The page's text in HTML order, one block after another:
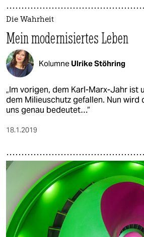
Die Wahrheit
Mein modernisiertes Leben
Kolumne Ulrike Stöhring
„Im vorigen, dem Karl-Marx-Jahr ist
dem Milieuschutz gefallen. Nun wird
uns genau bedeutet…“
18.1.2019